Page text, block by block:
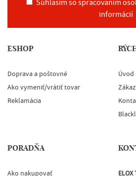
Súhlasím so spracovaním
informácií
ESHOP
Doprava a poštovné
Ako vymeniť/vrátiť tovar
Reklamácia
Úvod
PORADŇA
Ako nakupovať ELOX